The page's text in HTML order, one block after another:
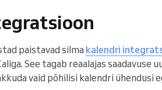
paistavad silma kalendri
See tagab reaalajas
vaid põhilisi kalendri ühendusi